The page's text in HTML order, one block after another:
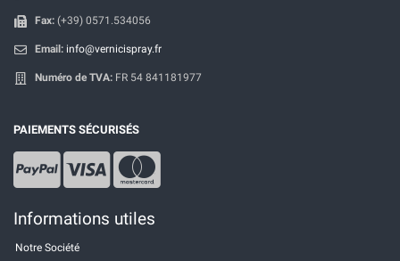
Fax: (+39) 0571.534056
Email: info@vernicispray.fr
Numéro de TVA: FR 54 841181977
PAIEMENTS SÉCURISÉS
Informations utiles
Notre Société